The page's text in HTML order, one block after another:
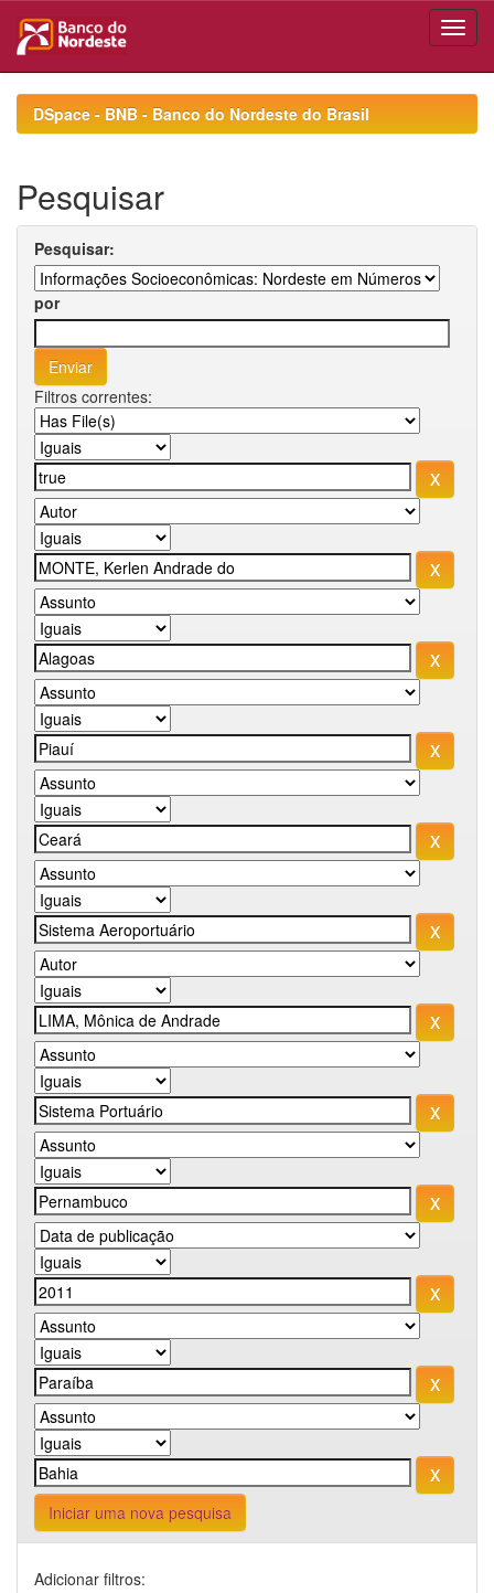
navigationDSpace - BNB - Banco do Nordeste do Brasil
Pesquisar
Pesquisar:
por
Filtros correntes:
Iniciar uma nova pesquisa
Adicionar filtros: